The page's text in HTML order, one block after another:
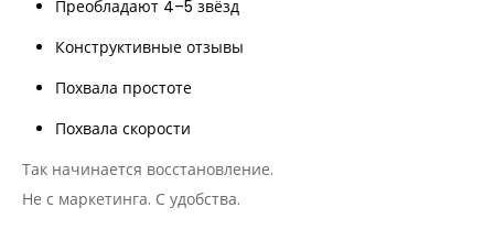
Преобладают 4–5 звёзд
Конструктивные отзывы
Похвала простоте
Похвала скорости
Так начинается восстановление.
Не с маркетинга. С удобства.